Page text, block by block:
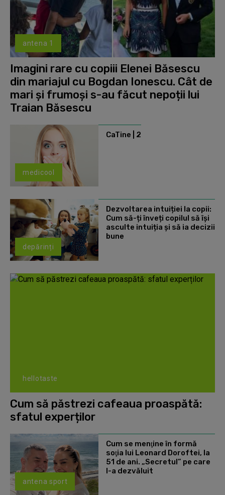
antena 1
Imagini rare cu copiii Elenei Băsescu
din mariajul cu Bogdan Ionescu. Cât de
mari și frumoși s-au făcut nepoții lui
Traian Băsescu
medicool
CaTine | 2
depărinți
Dezvoltarea intuiției la copii:
Cum să-ți înveți copilul să își
asculte intuiția și să ia decizii
bune
hellotaste
Cum să păstrezi cafeaua proaspătă:
sfatul experților
antena sport
Cum se menţine în formă
soţia lui Leonard Doroftei, la
51 de ani. „Secretul” pe care
l-a dezvăluit